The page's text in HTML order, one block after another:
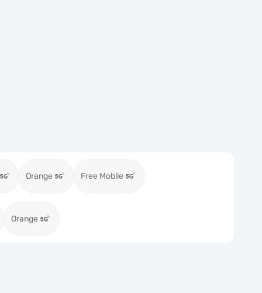
Orange Free Mobile
Orange